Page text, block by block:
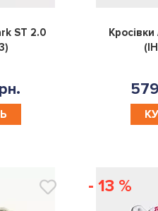
0
ST 2.0
- 13 %